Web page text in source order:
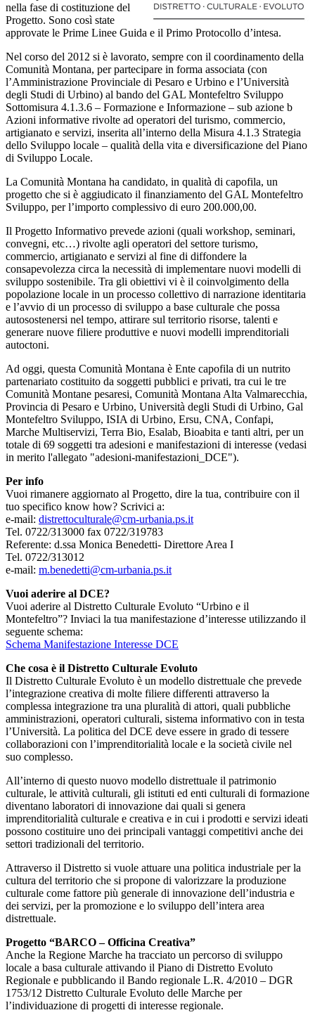
nella fase di costituzione del
Progetto. Sono così state
approvate le Prime Linee Guida e il Primo Protocollo d’intesa.
Nel corso del 2012 si è lavorato, sempre con il coordinamento della
Comunità Montana, per partecipare in forma associata (con
l’Amministrazione Provinciale di Pesaro e Urbino e l’Università
degli Studi di Urbino) al bando del GAL Montefeltro Sviluppo
Sottomisura 4.1.3.6 – Formazione e Informazione – sub azione b
Azioni informative rivolte ad operatori del turismo, commercio,
artigianato e servizi, inserita all’interno della Misura 4.1.3 Strategia
dello Sviluppo locale – qualità della vita e diversificazione del Piano
di Sviluppo Locale.
La Comunità Montana ha candidato, in qualità di capofila, un
progetto che si è aggiudicato il finanziamento del GAL Montefeltro
Sviluppo, per l’importo complessivo di euro 200.000,00.
Il Progetto Informativo prevede azioni (quali workshop, seminari,
convegni, etc…) rivolte agli operatori del settore turismo,
commercio, artigianato e servizi al fine di diffondere la
consapevolezza circa la necessità di implementare nuovi modelli di
sviluppo sostenibile. Tra gli obiettivi vi è il coinvolgimento della
popolazione locale in un processo collettivo di narrazione identitaria
e l’avvio di un processo di sviluppo a base culturale che possa
autosostenersi nel tempo, attirare sul territorio risorse, talenti e
generare nuove filiere produttive e nuovi modelli imprenditoriali
autoctoni.
Ad oggi, questa Comunità Montana è Ente capofila di un nutrito
partenariato costituito da soggetti pubblici e privati, tra cui le tre
Comunità Montane pesaresi, Comunità Montana Alta Valmarecchia,
Provincia di Pesaro e Urbino, Università degli Studi di Urbino, Gal
Montefeltro Sviluppo, ISIA di Urbino, Ersu, CNA, Confapi,
Marche Multiservizi, Terra Bio, Esalab, Bioabita e tanti altri, per un
totale di 69 soggetti tra adesioni e manifestazioni di interesse (vedasi
in merito l'allegato "adesioni-manifestazioni_DCE").
Per info
Vuoi rimanere aggiornato al Progetto, dire la tua, contribuire con il
tuo specifico know how? Scrivici a:
e-mail: distrettoculturale@cm-urbania.ps.it
Tel. 0722/313000 fax 0722/319783
Referente: d.ssa Monica Benedetti- Direttore Area I
Tel. 0722/313012
e-mail: m.benedetti@cm-urbania.ps.it
Vuoi aderire al DCE?
Vuoi aderire al Distretto Culturale Evoluto “Urbino e il
Montefeltro”? Inviaci la tua manifestazione d’interesse utilizzando il
seguente schema:
Schema Manifestazione Interesse DCE
Che cosa è il Distretto Culturale Evoluto
Il Distretto Culturale Evoluto è un modello distrettuale che prevede
l’integrazione creativa di molte filiere differenti attraverso la
complessa integrazione tra una pluralità di attori, quali pubbliche
amministrazioni, operatori culturali, sistema informativo con in testa
l’Università. La politica del DCE deve essere in grado di tessere
collaborazioni con l’imprenditorialità locale e la società civile nel
suo complesso.
All’interno di questo nuovo modello distrettuale il patrimonio
culturale, le attività culturali, gli istituti ed enti culturali di formazione
diventano laboratori di innovazione dai quali si genera
imprenditorialità culturale e creativa e in cui i prodotti e servizi ideati
possono costituire uno dei principali vantaggi competitivi anche dei
settori tradizionali del territorio.
Attraverso il Distretto si vuole attuare una politica industriale per la
cultura del territorio che si propone di valorizzare la produzione
culturale come fattore più generale di innovazione dell’industria e
dei servizi, per la promozione e lo sviluppo dell’intera area
distrettuale.
Progetto “BARCO – Officina Creativa”
Anche la Regione Marche ha tracciato un percorso di sviluppo
locale a basa culturale attivando il Piano di Distretto Evoluto
Regionale e pubblicando il Bando regionale L.R. 4/2010 – DGR
1753/12 Distretto Culturale Evoluto delle Marche per
l’individuazione di progetti di interesse regionale.